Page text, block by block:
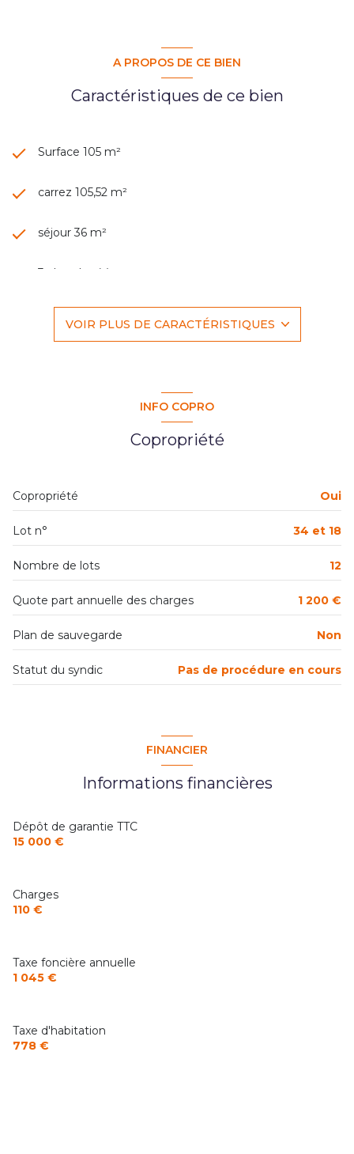
A PROPOS DE CE BIEN
Caractéristiques de ce bien
Surface 105 m²
carrez 105,52 m²
séjour 36 m²
3 chambre(s)
cuisine américaine (équipée)
1 parking(s)
2 niveau(x)
2ème étage
2 étage(s)
interphone
VOIR PLUS DE CARACTÉRISTIQUES
INFO COPRO
Copropriété
Copropriété Oui
Lot n° 34 et 18
Nombre de lots 12
Quote part annuelle des charges 1 200 €
Plan de sauvegarde Non
Statut du syndic Pas de procédure en cours
FINANCIER
Informations financières
Dépôt de garantie TTC
15 000 €
Charges
110 €
Taxe foncière annuelle
1 045 €
Taxe d'habitation
778 €